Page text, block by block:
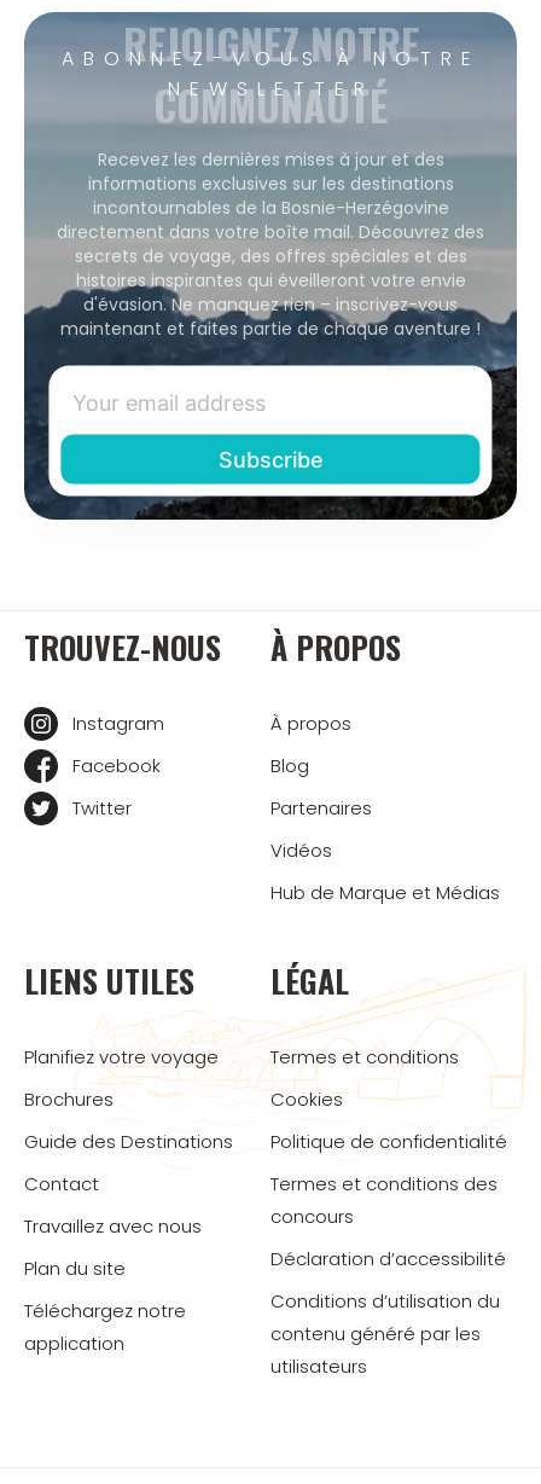
ABONNEZ-VOUS À NOTRE
NEWSLETTER
REJOIGNEZ NOTRE
COMMUNAUTÉ
Recevez les dernières mises à jour et des
informations exclusives sur les destinations
incontournables de la Bosnie-Herzégovine
directement dans votre boîte mail. Découvrez des
secrets de voyage, des offres spéciales et des
histoires inspirantes qui éveilleront votre envie
d'évasion. Ne manquez rien – inscrivez-vous
maintenant et faites partie de chaque aventure !
TROUVEZ-NOUS
Instagram
Facebook
Twitter
À PROPOS
À propos
Blog
Partenaires
Vidéos
Hub de Marque et Médias
LIENS UTILES
Planifiez votre voyage
Brochures
Guide des Destinations
Contact
Travaillez avec nous
Plan du site
Téléchargez notre
application
LÉGAL
Termes et conditions
Cookies
Politique de confidentialité
Termes et conditions des
concours
Déclaration d’accessibilité
Conditions d’utilisation du
contenu généré par les
utilisateurs